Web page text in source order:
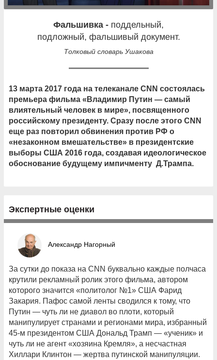
фальшивка - поддельный,
подложный, фальшивый документ.
Толковый словарь Ушакова
13 марта 2017 года на телеканале CNN состоялась
премьера фильма «Владимир Путин — самый
влиятельный человек в мире», посвященного
российскому президенту. Сразу после этого CNN
еще раз повторил обвинения против РФ о
«незаконном вмешательстве» в президентские
выборы США 2016 года, создавая идеологическое
обоснование будущему импичменту Д.Трампа.
Экспертные оценки
Александр Нагорный
За сутки до показа на CNN буквально каждые полчаса
крутили рекламный ролик этого фильма, автором
которого значится «политолог №1» США Фарид
Закария. Пафос самой ленты сводился к тому, что
Путин — чуть ли не диавол во плоти, который
манипулирует странами и регионами мира, избранный
45-м президентом США Дональд Трамп — «ученик» и
чуть ли не агент «хозяина Кремля», а несчастная
Хиллари Клинтон — жертва путинской манипуляции.